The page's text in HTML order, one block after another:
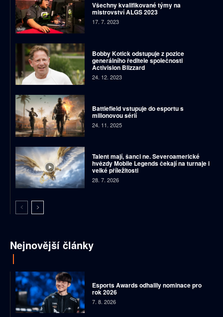
Všechny kvalifikované týmy na
mistrovství ALGS 2023
17. 7. 2023
Bobby Kotick odstupuje z pozice
generálního ředitele společnosti
Activision Blizzard
24. 12. 2023
Battlefield vstupuje do esportu s
milionovou sérií
24. 11. 2025
Talent mají, šanci ne. Severoamerické
hvězdy Mobile Legends čekají na turnaje i
velké příležitosti
28. 7. 2026
Nejnovější články
Esports Awards odhalily nominace pro
rok 2026
7. 8. 2026